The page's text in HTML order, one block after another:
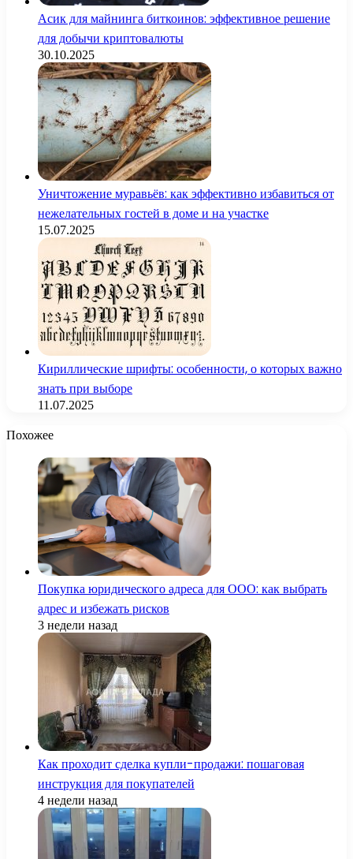
Асик для майнинга биткоинов: эффективное решение
для добычи криптовалюты
30.10.2025
Уничтожение муравьёв: как эффективно избавиться от
нежелательных гостей в доме и на участке
15.07.2025
Кириллические шрифты: особенности, о которых важно
знать при выборе
11.07.2025
Похожее
Покупка юридического адреса для ООО: как выбрать
адрес и избежать рисков
3 недели назад
Как проходит сделка купли-продажи: пошаговая
инструкция для покупателей
4 недели назад